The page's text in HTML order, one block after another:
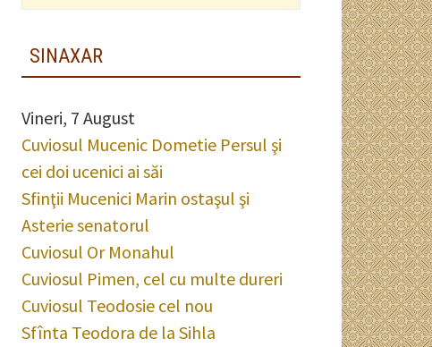
SINAXAR
Vineri, 7 August
Cuviosul Mucenic Dometie Persul şi
cei doi ucenici ai săi
Sfinţii Mucenici Marin ostaşul şi
Asterie senatorul
Cuviosul Or Monahul
Cuviosul Pimen, cel cu multe dureri
Cuviosul Teodosie cel nou
Sfînta Teodora de la Sihla